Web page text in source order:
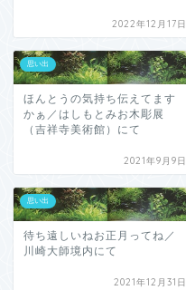
2022年12月17日
思い出
ほんとうの気持ち伝えてます
かぁ／はしもとみお木彫展
（吉祥寺美術館）にて
2021年9月9日
思い出
待ち遠しいねお正月ってね／
川崎大師境内にて
2021年12月31日